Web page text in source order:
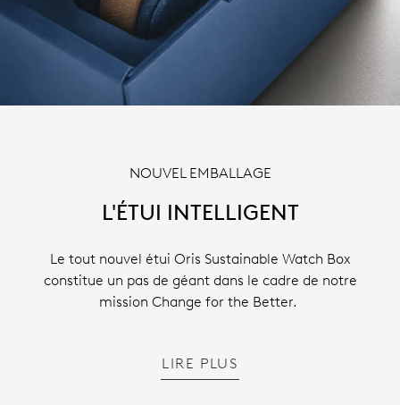
NOUVEL EMBALLAGE
L'ÉTUI INTELLIGENT
Le tout nouvel étui Oris Sustainable Watch Box
constitue un pas de géant dans le cadre de notre
mission Change for the Better.
LIRE PLUS